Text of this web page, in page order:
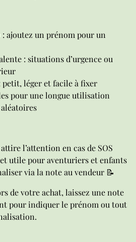
ajoutez un prénom pour un
: situations d’urgence ou
léger et facile à fixer
pour une longue utilisation
l’attention en cas de SOS
utile pour aventuriers et enfants
via la note au vendeur 📝
de votre achat, laissez une note
pour indiquer le prénom ou tout